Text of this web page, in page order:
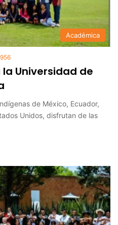
Académica
956
Universidad de
de México, Ecuador,
Unidos, disfrutan de las